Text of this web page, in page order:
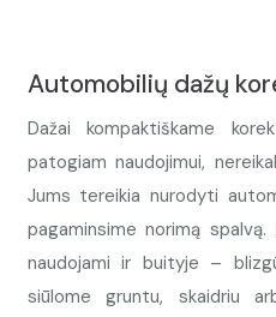
Automobilių dažų
Dažai kompaktiškame
patogiam naudojimui,
Jums tereikia nurodyti
pagaminsime norimą
naudojami ir buityje –
siūlome gruntu, skaidriu